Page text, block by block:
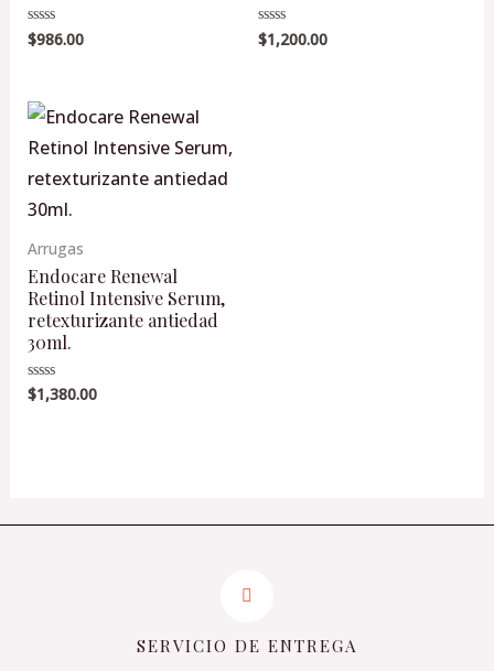
Valorado
en
$986.00
Valorado
en
$1,200.00
Arrugas
Endocare Renewal
Retinol Intensive Serum,
retexturizante antiedad
30ml.
Valorado
en
$1,380.00
SERVICIO DE ENTREGA